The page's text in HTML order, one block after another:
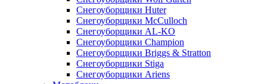
Снегоуборщики Huter
Снегоуборщики McCulloch
Снегоуборщики AL-KO
Снегоуборщики Champion
Снегоуборщики Briggs & Stratton
Снегоуборщики Stiga
Снегоуборщики Ariens